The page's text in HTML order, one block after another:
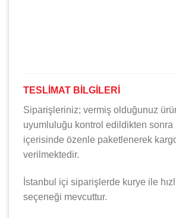
TESLİMAT BİLGİLERİ
Siparişleriniz; vermiş olduğunuz
uyumluluğu kontrol edildikten sonra
içerisinde özenle paketlenerek
verilmektedir.
İstanbul içi siparişlerde kurye ile
seçeneği mevcuttur.